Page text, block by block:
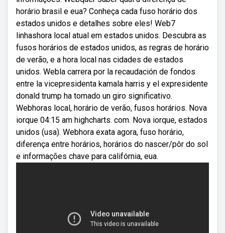
horário brasil e eua? Conheça cada fuso horário dos
estados unidos e detalhes sobre eles! Web7
linhashora local atual em estados unidos. Descubra as
fusos horários de estados unidos, as regras de horário
de verão, e a hora local nas cidades de estados
unidos. Webla carrera por la recaudación de fondos
entre la vicepresidenta kamala harris y el expresidente
donald trump ha tomado un giro significativo.
Webhoras local, horário de verão, fusos horários. Nova
iorque 04:15 am highcharts. com. Nova iorque, estados
unidos (usa). Webhora exata agora, fuso horário,
diferença entre horários, horários do nascer/pôr do sol
e informações chave para califórnia, eua.